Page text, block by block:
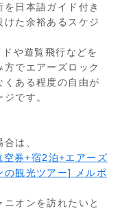
日本語ガイド付き
た余裕あるスケジ
や遊覧飛行などを
でエアーズロック
くある程度の自由が
です。
は、
券+宿2泊+エアーズ
の観光ツアー] メルボ
オンを訪れたいと